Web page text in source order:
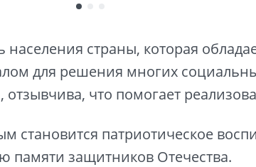
страны, которая
для решения многих
что помогает
становится патриотическое
памяти защитников Отечества.